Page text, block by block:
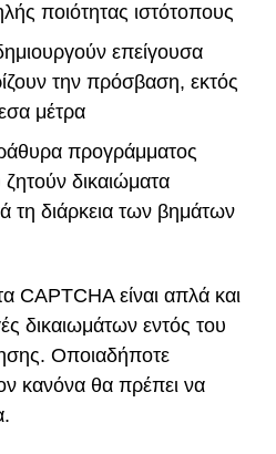
ποιότητας ιστότοπους
επείγουσα
την πρόσβαση, εκτός
μέτρα
προγράμματος
δικαιώματα
τη διάρκεια των βημάτων
CAPTCHA είναι απλά και
δικαιωμάτων εντός του
Οποιαδήποτε
κανόνα θα πρέπει να